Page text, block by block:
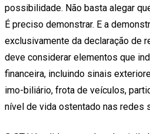
possibilidade. Não basta alegar
É preciso demonstrar. E a
exclusivamente da declaração de
deve considerar elementos que
financeira, incluindo sinais
imo-biliário, frota de veículos,
nível de vida ostentado nas redes